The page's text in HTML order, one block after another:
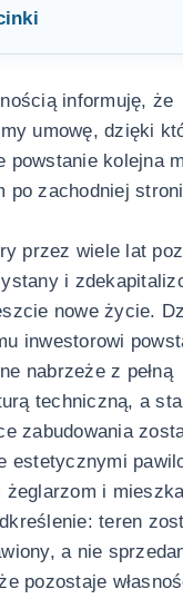
informuję, że
umowę, dzięki
powstanie kolejna
po zachodniej
przez wiele lat
i
nowe życie.
inwestorowi
nabrzeże z pełną
techniczną, a
zabudowania
estetycznymi
żeglarzom i
teren
a nie
pozostaje